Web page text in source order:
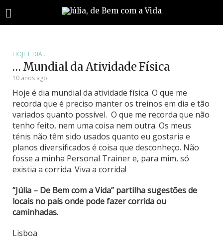
HOJE É DIA...
… Mundial da Atividade Física
10 anos ago
Hoje é dia mundial da atividade física. O que me
recorda que é preciso manter os treinos em dia e tão
variados quanto possível. O que me recorda que não
tenho feito, nem uma coisa nem outra. Os meus
ténis não têm sido usados quanto eu gostaria e
planos diversificados é coisa que desconheço. Não
fosse a minha Personal Trainer e, para mim, só
existia a corrida. Viva a corrida!
“Júlia – De Bem com a Vida” partilha sugestões de
locais no país onde pode fazer corrida ou
caminhadas.
Lisboa